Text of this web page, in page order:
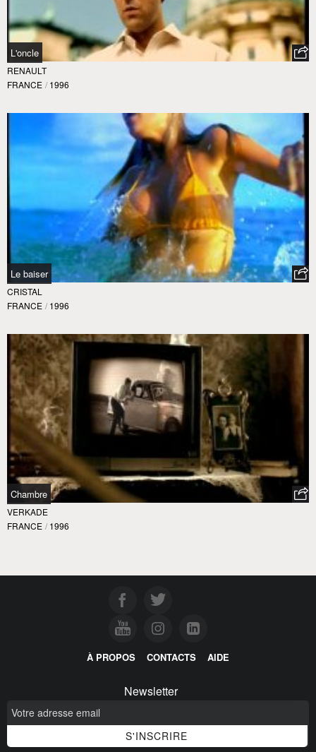
L'oncle
RENAULT
FRANCE / 1996
Le baiser
CRISTAL
FRANCE / 1996
Chambre
VERKADE
FRANCE / 1996
À PROPOS CONTACTS AIDE
Newsletter